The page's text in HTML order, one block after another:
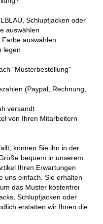
Schlupfjacken oder
auswählen
auswählen
legen
"Musterbestellung"
(Paypal, Rechnung,
versandt
von Ihren Mitarbeitern
können Sie ihn in der
bequem in unserem
Ihren Erwartungen
uns einfach. Sie erhalten
das Muster kostenfrei
Schlupfjacken oder
erstatten wir Ihnen die